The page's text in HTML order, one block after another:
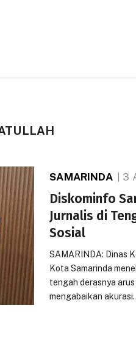
SAMARINDA 3
Diskominfo
Jurnalis di
Sosial
SAMARINDA: Dinas
Kota Samarinda
tengah derasnya
mengabaikan